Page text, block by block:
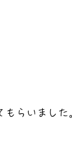
らいました